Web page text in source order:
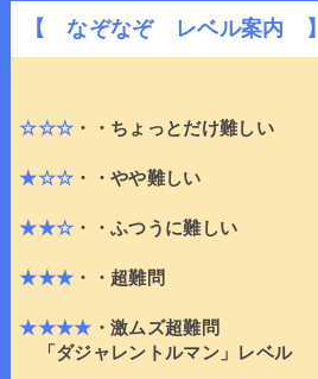
【 なぞなぞ レベル案内 】
☆☆☆ ・・ちょっとだけ難しい
★☆☆ ・・やや難しい
★★☆ ・・ふつうに難しい
★★★ ・・超難問
★★★★ ・激ムズ超難問
「ダジャレントルマン」レベル